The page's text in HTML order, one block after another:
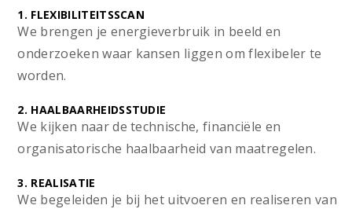
1. FLEXIBILITEITSSCAN
We brengen je energieverbruik in beeld en
onderzoeken waar kansen liggen om flexibeler te
worden.
2. HAALBAARHEIDSSTUDIE
We kijken naar de technische, financiële en
organisatorische haalbaarheid van maatregelen.
3. REALISATIE
We begeleiden je bij het uitvoeren en realiseren van